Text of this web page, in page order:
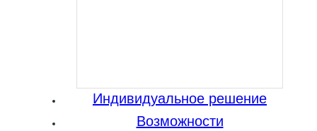
Индивидуальное решение
Возможности